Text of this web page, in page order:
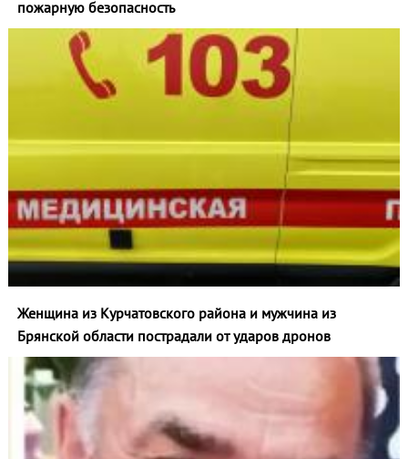
пожарную безопасность
Женщина из Курчатовского района и мужчина из
Брянской области пострадали от ударов дронов